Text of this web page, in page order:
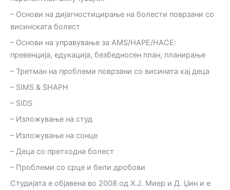
– Основи на дијагностицирање на болести поврзани со
висинската болест
– Основи на управување за AMS/HAPE/HACE:
превенција, едукација, безбедносен план, планирање
– Третман на проблеми поврзани со висината кај деца
– SIMS & SHAPH
– SIDS
– Изложување на студ
– Изложување на сонце
– Деца со претходна болест
– Проблеми со срце и бели дробови
Студијата е објавена во 2008 од Х.Ј. Миер и Д. Џин и е